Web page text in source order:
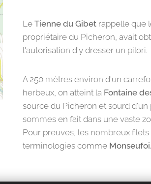
Le Tienne du Gibet rappelle que
propriétaire du Picheron, avait
l'autorisation d'y dresser un pilori.
A 250 mètres environ d'un
herbeux, on atteint la Fontaine
source du Picheron et sourd d'un
sommes en fait dans une vaste
Pour preuves, les nombreux
terminologies comme Monseufoi.